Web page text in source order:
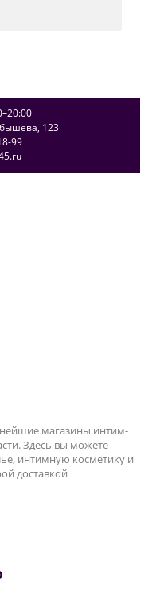
123
99
магазины интим-
Здесь вы можете
интимную косметику и
доставкой